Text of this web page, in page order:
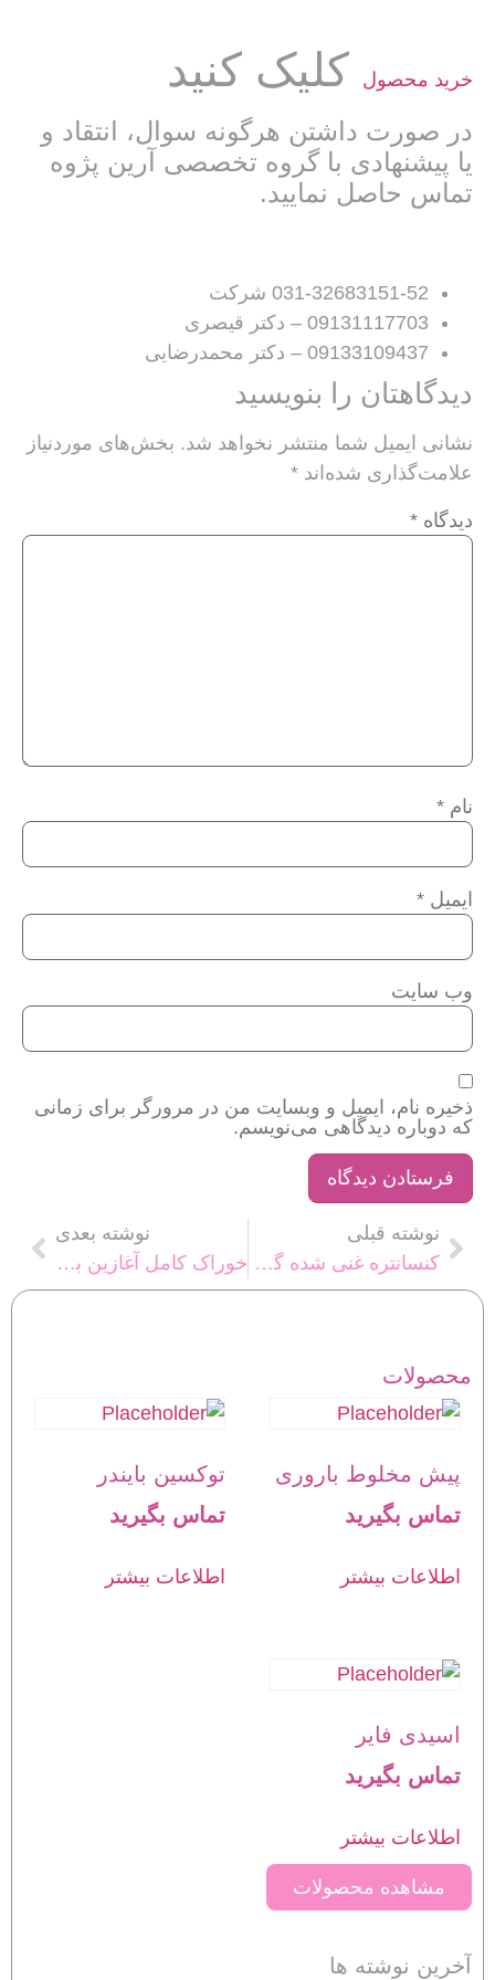
خرید محصول کلیک کنید
در صورت داشتن هرگونه سوال‌، انتقاد و
یا پیشنهادی با گروه تخصصی آرین پژوه
تماس حاصل نمایید.
031-32683151-52 شرکت
09131117703 – دکتر قیصری
09133109437 – دکتر محمدرضایی
دیدگاهتان را بنویسید
نشانی ایمیل شما منتشر نخواهد شد. بخش‌های موردنیاز
علامت‌گذاری شده‌اند *
دیدگاه *
نام *
ایمیل *
وب‌ سایت
ذخیره نام، ایمیل و وبسایت من در مرورگر برای زمانی
که دوباره دیدگاهی می‌نویسم.
نوشته قبلی
کنسانتره غنی شده گوساله پروار ( گوشتی)
نوشته بعدی
خوراک کامل آغازین بلدرچین آرین
محصولات
پیش مخلوط باروری
تماس بگیرید
اطلاعات بیشتر
توکسین بایندر
تماس بگیرید
اطلاعات بیشتر
اسیدی فایر
تماس بگیرید
اطلاعات بیشتر
مشاهده محصولات
آخرین نوشته ها